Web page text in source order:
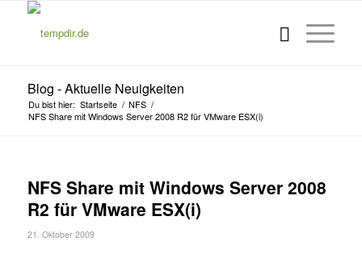
Blog - Aktuelle Neuigkeiten
Du bist hier: Startseite / NFS /
NFS Share mit Windows Server 2008 R2 für VMware ESX(i)
NFS Share mit Windows Server 2008
R2 für VMware ESX(i)
21. Oktober 2009